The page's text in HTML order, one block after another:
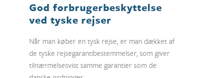
God forbrugerbeskyttelse
ved tyske rejser
Når man køber en tysk rejse, er man dækket af
de tyske rejsegarantibestemmelser, som giver
tilnærmelsesvist samme garantier som de